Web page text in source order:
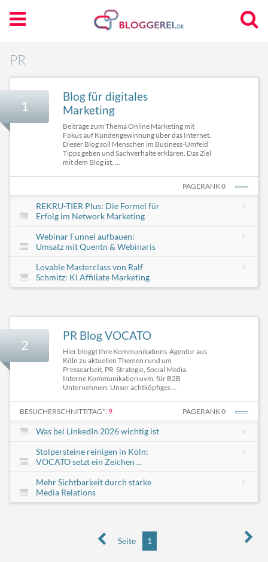
PR
1
Blog für digitales
Marketing
Beiträge zum Thema Online Marketing mit
Fokus auf Kundengewinnung über das Internet.
Dieser Blog soll Menschen im Business-Umfeld
Tipps geben und Sachverhalte erklären. Das Ziel
mit dem Blog ist, ...
PAGERANK 0
REKRU-TIER Plus: Die Formel für
Erfolg im Network Marketing
Webinar Funnel aufbauen:
Umsatz mit Quentn & Webinaris
Lovable Masterclass von Ralf
Schmitz: KI Affiliate Marketing
2
PR Blog VOCATO
Hier bloggt Ihre Kommunikations-Agentur aus
Köln zu aktuellen Themen rund um
Pressearbeit, PR-Strategie, Social Media,
Interne Kommunikation uvm. für B2B
Unternehmen. Unser achtköpfiges ...
BESUCHERSCHNITT/TAG*: 9 PAGERANK 0
Was bei LinkedIn 2026 wichtig ist
Stolpersteine reinigen in Köln:
VOCATO setzt ein Zeichen ...
Mehr Sichtbarkeit durch starke
Media Relations
Seite 1